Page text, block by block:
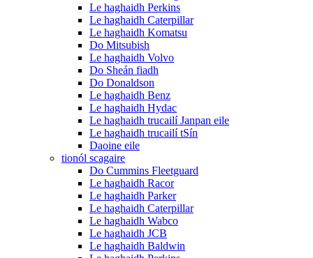
Le haghaidh Perkins
Le haghaidh Caterpillar
Le haghaidh Komatsu
Do Mitsubish
Le haghaidh Volvo
Do Sheán fiadh
Do Donaldson
Le haghaidh Benz
Le haghaidh Hydac
Le haghaidh trucailí Janpan eile
Le haghaidh trucailí tSín
Daoine eile
tionól scagaire
Do Cummins Fleetguard
Le haghaidh Racor
Le haghaidh Parker
Le haghaidh Caterpillar
Le haghaidh Wabco
Le haghaidh JCB
Le haghaidh Baldwin